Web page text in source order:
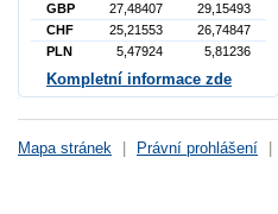
GBP
27,48407
29,15493
CHF
25,21553
26,74847
PLN
5,47924 5,81236
Kompletní informace zde
Mapa stránek Právní prohlášení